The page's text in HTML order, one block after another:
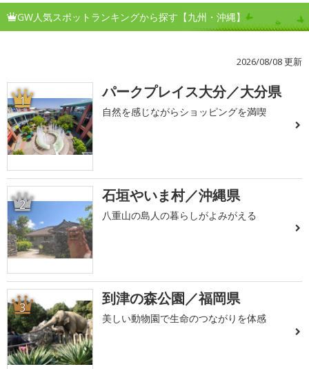
GW人気スポットランキングから探す【九州・沖縄】
2026/08/08 更新
1 パークプレイス大分／大分県
自然を感じながらショッピングを満喫
2 石垣やいま村／沖縄県
八重山の島人の暮らしがよみがえる
3 到津の森公園／福岡県
美しい動物園で生命のつながりを体感